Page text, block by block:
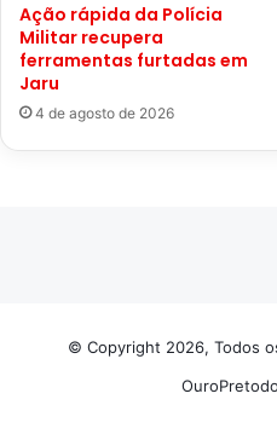
Ação rápida da Polícia
Militar recupera
ferramentas furtadas em
Jaru
4 de agosto de 2026
© Copyright 2026, Todos